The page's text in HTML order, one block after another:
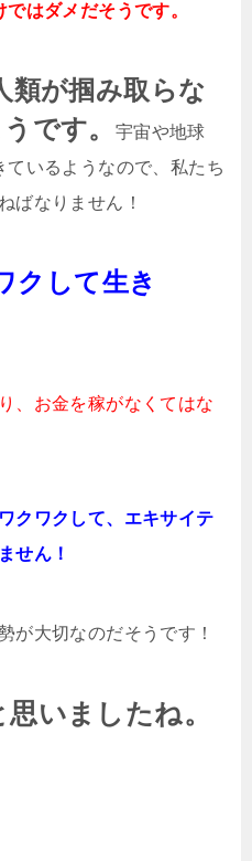
はダメだそうです。
類が掴み取らな
です。
宇宙や地球
いるようなので、私たち
ばなりません！
クして生き
、お金を稼がなくてはな
クワクして、エキサイテ
せん！
が大切なのだそうです！
いましたね。